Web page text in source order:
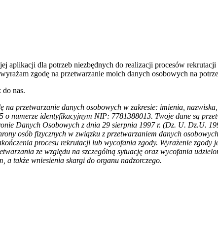
aplikacji dla potrzeb niezbędnych do realizacji procesów
zgodę na przetwarzanie moich danych osobowych na
do nas.
przetwarzanie danych osobowych w zakresie: imienia,
numerze identyfikacyjnym NIP: 7781388013. Twoje dane są
Danych Osobowych z dnia 29 sierpnia 1997 r. (Dz. U. Dz.U.
osób fizycznych w związku z przetwarzaniem danych
procesu rekrutacji lub wycofania zgody. Wyrażenie zgody
ze względu na szczególną sytuację oraz wycofania
a także wniesienia skargi do organu nadzorczego.